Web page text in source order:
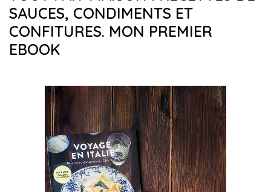
SAUCES, CONDIMENTS ET
CONFITURES. MON PREMIER
EBOOK